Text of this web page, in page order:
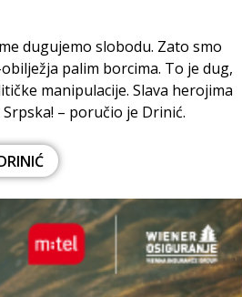
dugujemo slobodu. Zato smo
palim borcima. To je dug,
manipulacije. Slava herojima
– poručio je Drinić.